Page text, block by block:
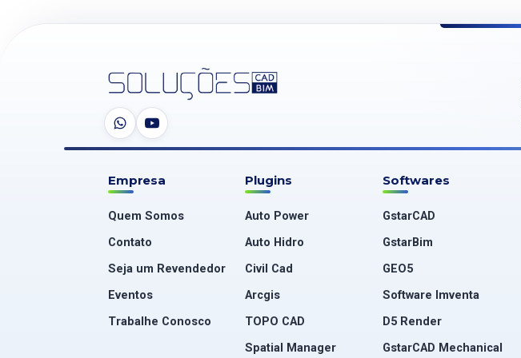
Empresa
Quem Somos
Contato
Seja um Revendedor
Eventos
Trabalhe Conosco
Plugins
Auto Power
Auto Hidro
Civil Cad
Arcgis
TOPO CAD
Spatial Manager
Softwares
GstarCAD
GstarBim
GEO5
Software Imventa
D5 Render
GstarCAD Mechanical